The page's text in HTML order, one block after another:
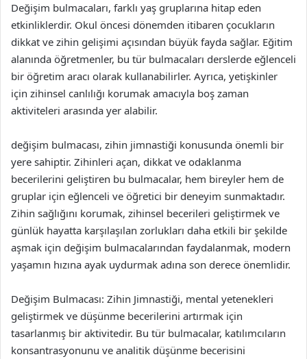
Değişim bulmacaları, farklı yaş gruplarına hitap eden
etkinliklerdir. Okul öncesi dönemden itibaren çocukların
dikkat ve zihin gelişimi açısından büyük fayda sağlar. Eğitim
alanında öğretmenler, bu tür bulmacaları derslerde eğlenceli
bir öğretim aracı olarak kullanabilirler. Ayrıca, yetişkinler
için zihinsel canlılığı korumak amacıyla boş zaman
aktiviteleri arasında yer alabilir.
değişim bulmacası, zihin jimnastiği konusunda önemli bir
yere sahiptir. Zihinleri açan, dikkat ve odaklanma
becerilerini geliştiren bu bulmacalar, hem bireyler hem de
gruplar için eğlenceli ve öğretici bir deneyim sunmaktadır.
Zihin sağlığını korumak, zihinsel becerileri geliştirmek ve
günlük hayatta karşılaşılan zorlukları daha etkili bir şekilde
aşmak için değişim bulmacalarından faydalanmak, modern
yaşamın hızına ayak uydurmak adına son derece önemlidir.
Değişim Bulmacası: Zihin Jimnastiği, mental yetenekleri
geliştirmek ve düşünme becerilerini artırmak için
tasarlanmış bir aktivitedir. Bu tür bulmacalar, katılımcıların
konsantrasyonunu ve analitik düşünme becerisini